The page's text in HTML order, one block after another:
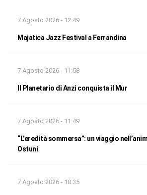
7 Agosto 2026 - 12:49
Majatica Jazz Festival a Ferrandina
7 Agosto 2026 - 11:58
Il Planetario di Anzi conquista il Mur
7 Agosto 2026 - 11:49
“L’eredità sommersa”: un viaggio
Ostuni
7 Agosto 2026 - 10:35